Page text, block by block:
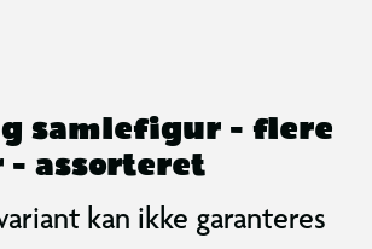
samlefigur - flere
assorteret
kan ikke garanteres